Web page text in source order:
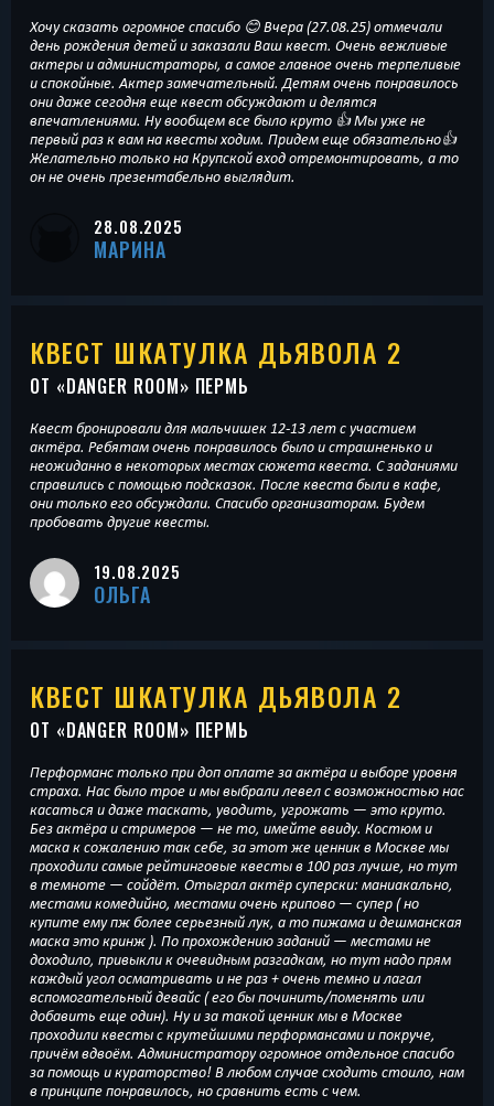
Хочу сказать огромное спасибо 😊 Вчера (27.08.25) отмечали
день рождения детей и заказали Ваш квест. Очень вежливые
актеры и администраторы, а самое главное очень терпеливые
и спокойные. Актер замечательный. Детям очень понравилось
они даже сегодня еще квест обсуждают и делятся
впечатлениями. Ну вообщем все было круто 👍 Мы уже не
первый раз к вам на квесты ходим. Придем еще обязательно👍
Желательно только на Крупской вход отремонтировать, а то
он не очень презентабельно выглядит.
28.08.2025
МАРИНА
КВЕСТ ШКАТУЛКА ДЬЯВОЛА 2
ОТ «DANGER ROOM» ПЕРМЬ
Квест бронировали для мальчишек 12-13 лет с участием
актёра. Ребятам очень понравилось было и страшненько и
неожиданно в некоторых местах сюжета квеста. С заданиями
справились с помощью подсказок. После квеста были в кафе,
они только его обсуждали. Спасибо организаторам. Будем
пробовать другие квесты.
19.08.2025
ОЛЬГА
КВЕСТ ШКАТУЛКА ДЬЯВОЛА 2
ОТ «DANGER ROOM» ПЕРМЬ
Перформанс только при доп оплате за актёра и выборе уровня
страха. Нас было трое и мы выбрали левел с возможностью нас
касаться и даже таскать, уводить, угрожать — это круто.
Без актёра и стримеров — не то, имейте ввиду. Костюм и
маска к сожалению так себе, за этот же ценник в Москве мы
проходили самые рейтинговые квесты в 100 раз лучше, но тут
в темноте — сойдёт. Отыграл актёр суперски: маниакально,
местами комедийно, местами очень крипово — супер ( но
купите ему пж более серьезный лук, а то пижама и дешманская
маска это кринж ). По прохождению заданий — местами не
доходило, привыкли к очевидным разгадкам, но тут надо прям
каждый угол осматривать и не раз + очень темно и лагал
вспомогательный девайс ( его бы починить/поменять или
добавить еще один). Ну и за такой ценник мы в Москве
проходили квесты с крутейшими перформансами и покруче,
причём вдвоём. Администратору огромное отдельное спасибо
за помощь и кураторство! В любом случае сходить стоило, нам
в принципе понравилось, но сравнить есть с чем.